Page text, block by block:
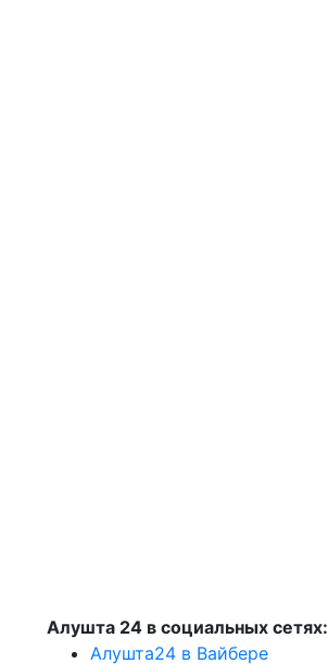
Алушта 24 в социальных сетях:
Алушта24 в Вайбере